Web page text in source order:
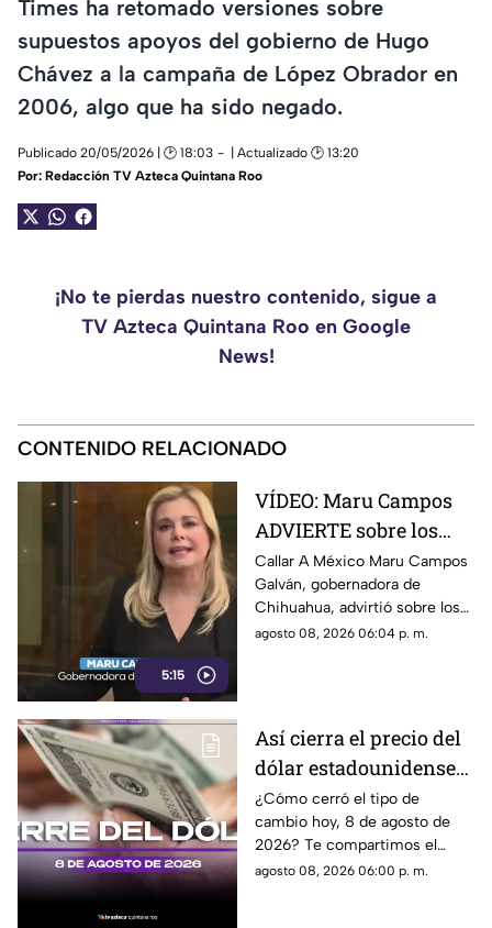
Times ha retomado versiones sobre
supuestos apoyos del gobierno de Hugo
Chávez a la campaña de López Obrador en
2006, algo que ha sido negado.
Publicado 20/05/2026 | 🕑 18:03
| Actualizado 🕑 13:20
Por: Redacción TV Azteca Quintana Roo
¡No te pierdas nuestro contenido, sigue a
TV Azteca Quintana Roo en Google
News!
CONTENIDO RELACIONADO
5:15
VÍDEO: Maru Campos
ADVIERTE sobre los
RIESGOS de los nuevos
lineamientos
propuestos por el
Gobierno
Callar A México Maru Campos
Galván, gobernadora de
Chihuahua, advirtió sobre los
riesgos que podrían
disposiciones podrían
utilizarse para sancionar a
medios y periodistas críticos,
además de abrir la puerta a
que el poder determine qué
contenidos son información,
opinión o motivo de sanción.
agosto 08, 2026 06:04 p. m.
Así cierra el precio del
dólar estadounidense
HOY, sábado 8 de
agosto de 2026, en
Cancún
¿Cómo cerró el tipo de
cambio hoy, 8 de agosto de
2026? Te compartimos el
precio del dólar al cierre de
agosto 08, 2026 06:00 p. m.